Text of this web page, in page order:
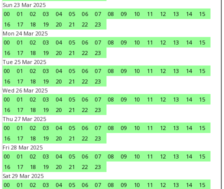
Sun 23 Mar 2025
00
01 02 03 04 05 06 07 08 09 10 11 12 13 14
15
16
17 18 19 20 21 22
23
Mon 24 Mar 2025
00
01 02 03 04 05 06 07 08 09 10 11 12 13 14
15
16
17 18 19 20 21 22
23
Tue 25 Mar 2025
00
01 02 03 04 05 06 07 08 09 10 11 12 13 14
15
16
17 18 19 20 21 22
23
Wed 26 Mar 2025
00
01 02 03 04 05 06 07 08 09 10 11 12 13 14
15
16
17 18 19 20 21 22
23
Thu 27 Mar 2025
00
01 02 03 04 05 06 07 08 09 10 11 12 13 14
15
16
17 18 19 20 21 22
23
Fri 28 Mar 2025
00
01 02 03 04 05 06 07 08 09 10 11 12 13 14
15
16
17 18 19 20 21 22
23
Sat 29 Mar 2025
00
01 02 03 04 05 06 07 08 09 10 11 12 13 14
15